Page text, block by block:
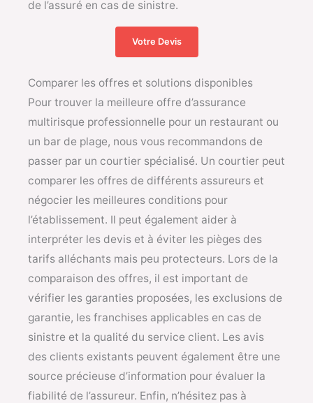
de l’assuré en cas de sinistre.
Votre Devis
Comparer les offres et solutions disponibles
Pour trouver la meilleure offre d’assurance
multirisque professionnelle pour un restaurant ou
un bar de plage, nous vous recommandons de
passer par un courtier spécialisé. Un courtier peut
comparer les offres de différents assureurs et
négocier les meilleures conditions pour
l’établissement. Il peut également aider à
interpréter les devis et à éviter les pièges des
tarifs alléchants mais peu protecteurs. Lors de la
comparaison des offres, il est important de
vérifier les garanties proposées, les exclusions de
garantie, les franchises applicables en cas de
sinistre et la qualité du service client. Les avis
des clients existants peuvent également être une
source précieuse d’information pour évaluer la
fiabilité de l’assureur. Enfin, n’hésitez pas à